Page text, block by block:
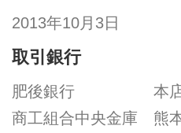
2013年10月3日
取引銀行
肥後銀行 本店
商工組合中央金庫 熊